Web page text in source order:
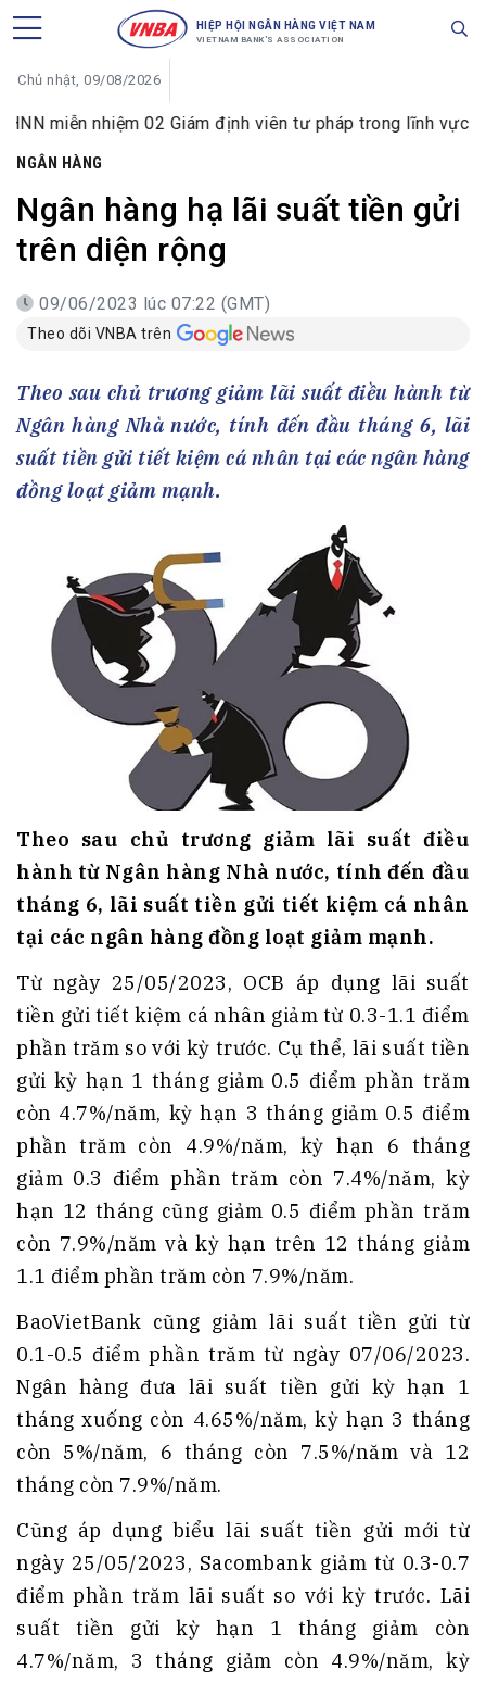
HIỆP HỘI NGÂN HÀNG VIỆT NAM
VIETNAM BANK'S ASSOCIATION
Chủ nhật, 09/08/2026
nhiệm 02 Giám định viên tư pháp trong lĩnh vực tiền tệ và
NGÂN HÀNG
Ngân hàng hạ lãi suất tiền gửi
trên diện rộng
09/06/2023 lúc 07:22 (GMT)
Theo dõi VNBA trên
Theo sau chủ trương giảm lãi suất điều hành từ
Ngân hàng Nhà nước, tính đến đầu tháng 6, lãi
suất tiền gửi tiết kiệm cá nhân tại các ngân hàng
đồng loạt giảm mạnh.
Theo sau chủ trương giảm lãi suất điều
hành từ Ngân hàng Nhà nước, tính đến đầu
tháng 6, lãi suất tiền gửi tiết kiệm cá nhân
tại các ngân hàng đồng loạt giảm mạnh.
Từ ngày 25/05/2023, OCB áp dụng lãi suất
tiền gửi tiết kiệm cá nhân giảm từ 0.3-1.1 điểm
phần trăm so với kỳ trước. Cụ thể, lãi suất tiền
gửi kỳ hạn 1 tháng giảm 0.5 điểm phần trăm
còn 4.7%/năm, kỳ hạn 3 tháng giảm 0.5 điểm
phần trăm còn 4.9%/năm, kỳ hạn 6 tháng
giảm 0.3 điểm phần trăm còn 7.4%/năm, kỳ
hạn 12 tháng cũng giảm 0.5 điểm phần trăm
còn 7.9%/năm và kỳ hạn trên 12 tháng giảm
1.1 điểm phần trăm còn 7.9%/năm.
BaoVietBank cũng giảm lãi suất tiền gửi từ
0.1-0.5 điểm phần trăm từ ngày 07/06/2023.
Ngân hàng đưa lãi suất tiền gửi kỳ hạn 1
tháng xuống còn 4.65%/năm, kỳ hạn 3 tháng
còn 5%/năm, 6 tháng còn 7.5%/năm và 12
tháng còn 7.9%/năm.
Cũng áp dụng biểu lãi suất tiền gửi mới từ
ngày 25/05/2023, Sacombank giảm từ 0.3-0.7
điểm phần trăm lãi suất so với kỳ trước. Lãi
suất tiền gửi kỳ hạn 1 tháng giảm còn
4.7%/năm, 3 tháng giảm còn 4.9%/năm, kỳ